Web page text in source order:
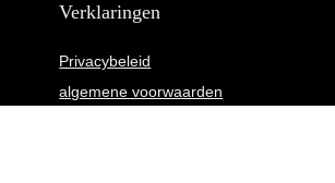
Verklaringen
Privacybeleid
algemene voorwaarden